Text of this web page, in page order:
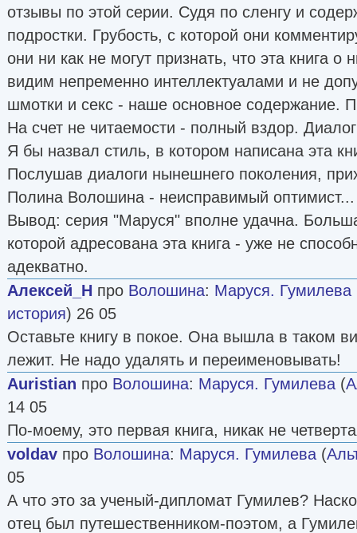
отзывы по этой серии. Судя по сленгу и
подростки. Грубость, с которой они
они ни как не могут признать, что эта книга
видим непременно интеллектуалами и не
шмотки и секс - наше основное содержание.
На счет не читаемости - полный вздор.
Я бы назвал стиль, в котором написана эта
Послушав диалоги нынешнего поколения,
Полина Волошина - неисправимый оптимист...
Вывод: серия "Маруся" вполне удачна.
которой адресована эта книга - уже не
адекватно.
Алексей_Н про Волошина: Маруся. Гумилева
история) 26 05
Оставьте книгу в покое. Она вышла в таком
лежит. Не надо удалять и переименовывать!
Auristian про Волошина: Маруся. Гумилева (
14 05
По-моему, это первая книга, никак не
voldav про Волошина: Маруся. Гумилева (
05
А что это за ученый-дипломат Гумилев?
отец был путешественником-поэтом, а